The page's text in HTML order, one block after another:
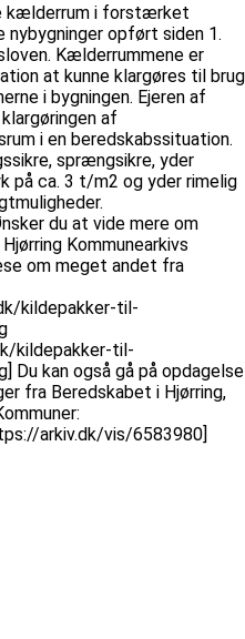
kælderrum i forstærket
opført siden 1.
Kælderrummene er
at kunne klargøres til brug
i bygningen. Ejeren af
af
i en beredskabssituation.
sprængsikre, yder
på ca. 3 t/m2 og yder rimelig
du at vide mere om
Kommunearkivs
om meget andet fra
kildepakker-til-
kildepakker-til-
Du kan også gå på opdagelse
fra Beredskabet i Hjørring,
arkiv.dk/vis/6583980]